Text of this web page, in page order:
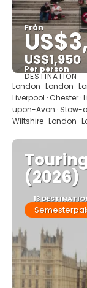
Från
US$1,950
Per person
DESTINATION
London · London ·
Liverpool · Chester
upon-Avon · Stow-
Wiltshire · London ·
(2026)
13